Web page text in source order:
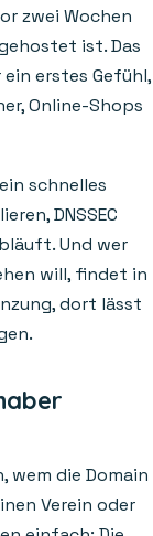
zwei Wochen
ist. Das
erstes Gefühl,
Online-Shops
schnelles
DNSSEC
Und wer
will, findet in
dort lässt
wem die Domain
Verein oder